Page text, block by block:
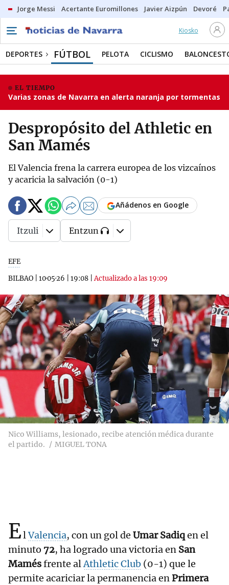
Jorge Messi Acertante Euromillones Javier Aizpún Devoré
Kiosko
DEPORTES FÚTBOL PELOTA CICLISMO
EL TIEMPO
Varias zonas de Navarra en alerta naranja por tormentas
Despropósito del Athletic en
San Mamés
El Valencia frena la carrera europea de los vizcaínos
y acaricia la salvación (0-1)
EFE
BILBAO
10·05·26 19:08 |Actualizado a las 19:09
Añádenos en Google
Itzuli Entzun
Nico Williams, lesionado, recibe atención médica durante
el partido.
MIGUEL TONA
ElValencia, con un gol de Umar Sadiqen el
minuto 72, ha logrado una victoria en San
Mamésfrente alAthletic Club (0-1) que le
permite acariciar la permanencia enPrimera